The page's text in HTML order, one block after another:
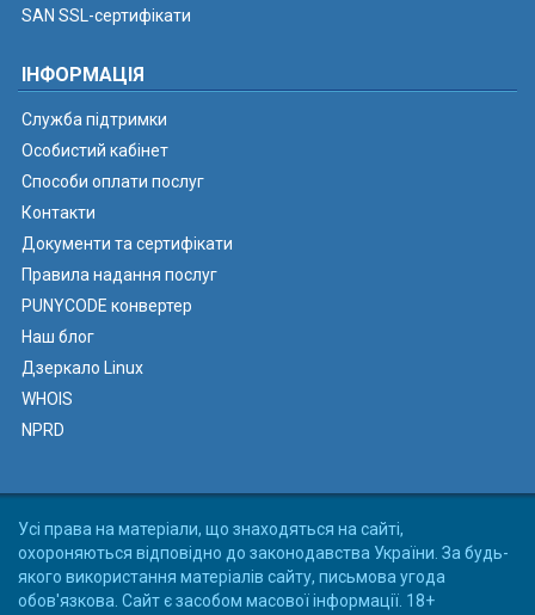
SAN SSL-сертифікати
ІНФОРМАЦІЯ
Служба підтримки
Особистий кабінет
Способи оплати послуг
Контакти
Документи та сертифікати
Правила надання послуг
PUNYCODE конвертер
Наш блог
Дзеркало Linux
WHOIS
NPRD
Усі права на матеріали, що знаходяться на сайті,
охороняються відповідно до законодавства України. За будь-
якого використання матеріалів сайту, письмова угода
обов'язкова. Сайт є засобом масової інформації. 18+